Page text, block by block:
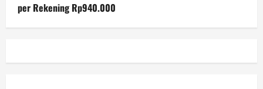
per Rekening Rp940.000